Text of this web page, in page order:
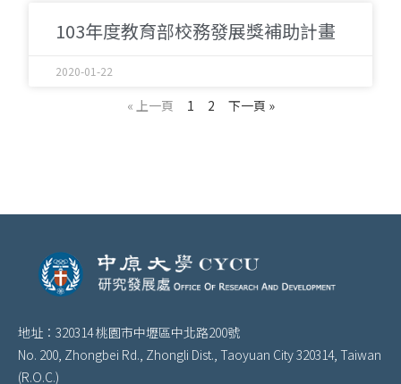
103年度教育部校務發展獎補助計畫
2020-01-22
« 上一頁 1 2 下一頁 »
地址：320314 桃園市中壢區中北路200號
No. 200, Zhongbei Rd., Zhongli Dist., Taoyuan City 320314, Taiwan
(R.O.C.)